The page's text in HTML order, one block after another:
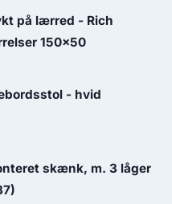
på lærred - Rich
150x50
- hvid
skænk, m. 3 låger